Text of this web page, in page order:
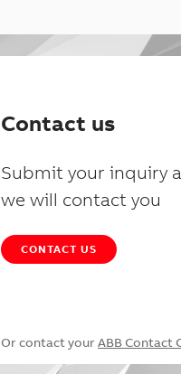
Contact us
Submit your inquiry
we will contact you
CONTACT US
Or contact your ABB Contact